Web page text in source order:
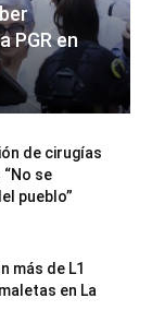
PGR en
de cirugías
se
pueblo”
más de L1
en La